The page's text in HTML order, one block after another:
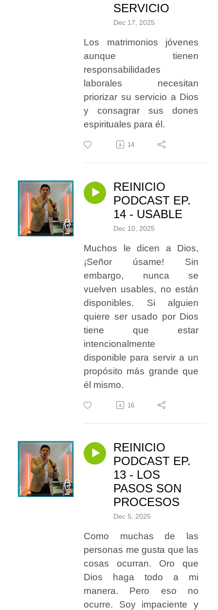
SERVICIO
Dec 17, 2025
Los matrimonios jóvenes
aunque tienen
responsabilidades
laborales necesitan
priorizar su servicio a Dios
y consagrar sus dones
espirituales para él.
14
REINICIO
PODCAST EP.
14 - USABLE
Dec 10, 2025
Muchos le dicen a Dios,
¡Señor úsame! Sin
embargo, nunca se
vuelven usables, no están
disponibles. Si alguien
quiere ser usado por Dios
tiene que estar
intencionalmente
disponible para servir a un
propósito más grande que
él mismo.
16
REINICIO
PODCAST EP.
13 - LOS
PASOS SON
PROCESOS
Dec 5, 2025
Como muchas de las
personas me gusta que las
cosas ocurran. Oro que
Dios haga todo a mi
manera. Pero eso no
ocurre. Soy impaciente y